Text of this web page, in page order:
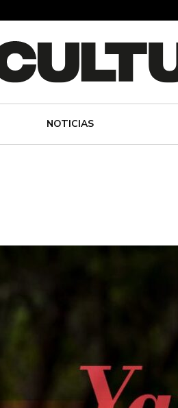
NOTICIAS